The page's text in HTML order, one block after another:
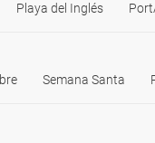
Playa del Inglés
Semana Santa